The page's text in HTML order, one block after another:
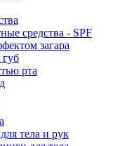
средства - SPF
загара
губ
рта
тела и рук